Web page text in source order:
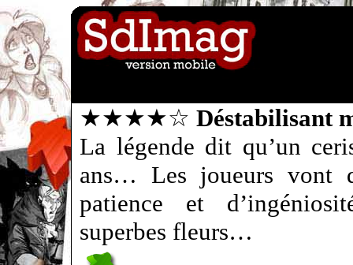
★★★★☆ Déstabilisant
La légende dit qu’un
ans… Les joueurs vont
patience et
superbes fleurs…